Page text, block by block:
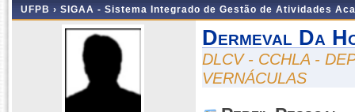
UFPB › SIGAA - Sistema Integrado de Gestão de Atividades
Dermeval Da
DLCV - CCHLA -
VERNÁCULAS